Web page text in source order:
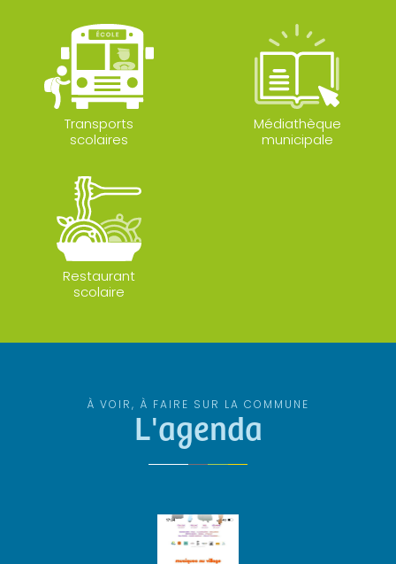
Transports
scolaires
Médiathèque
municipale
Restaurant
scolaire
À VOIR, À FAIRE SUR LA COMMUNE
L'agenda